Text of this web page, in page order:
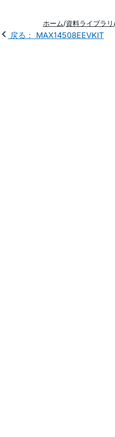
ホーム 資料ライブラリ
戻る： MAX14508EEVKIT